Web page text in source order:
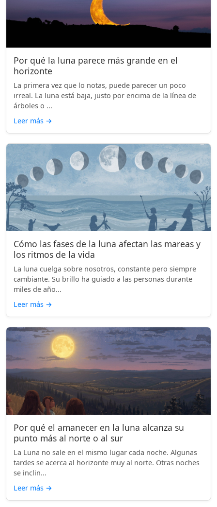
Por qué la luna parece más grande en el
horizonte
La primera vez que lo notas, puede parecer un poco
irreal. La luna está baja, justo por encima de la línea de
árboles o ...
Leer más →
Cómo las fases de la luna afectan las mareas y
los ritmos de la vida
La luna cuelga sobre nosotros, constante pero siempre
cambiante. Su brillo ha guiado a las personas durante
miles de año...
Leer más →
Por qué el amanecer en la luna alcanza su
punto más al norte o al sur
La Luna no sale en el mismo lugar cada noche. Algunas
tardes se acerca al horizonte muy al norte. Otras noches
se inclin...
Leer más →